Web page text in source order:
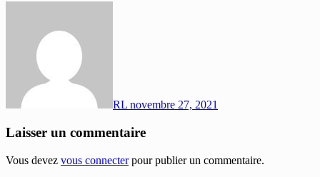
RL novembre 27, 2021
Laisser un commentaire
Vous devez vous connecterpour publier un commentaire.